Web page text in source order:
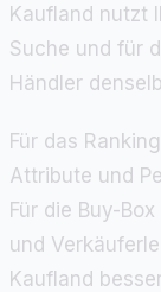
Kaufland nutzt
Suche und für
Händler
Für das
Attribute und
Für die Buy-
und
Kaufland